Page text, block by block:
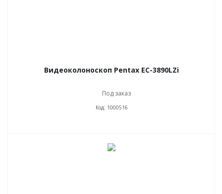
Видеоколоноскоп Pentax EC-3890LZi
Под заказ
Код: 1000516